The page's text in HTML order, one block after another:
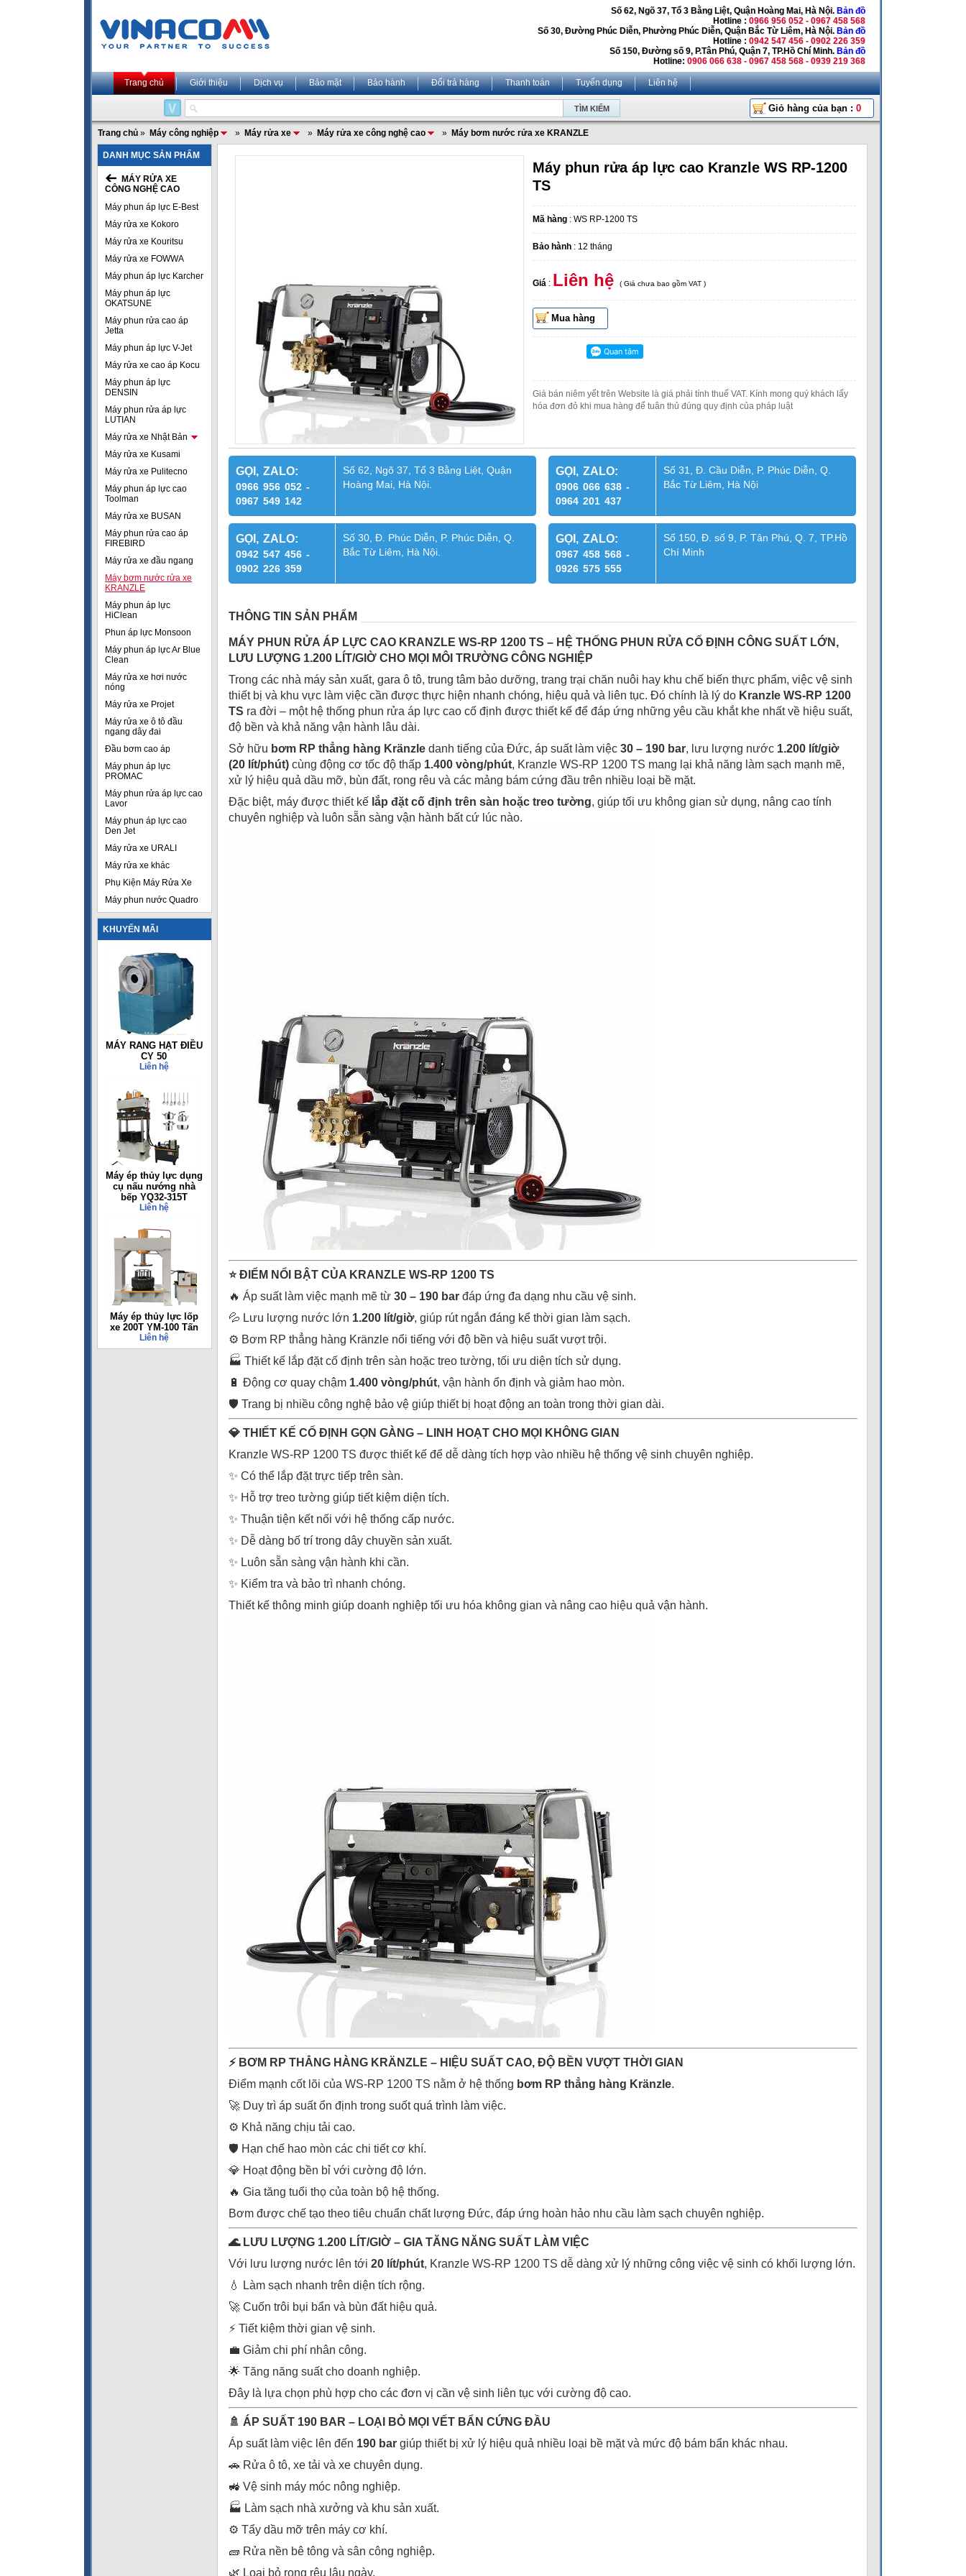
Số 62, Ngõ 37, Tổ 3 Bằng Liệt, Quận Hoàng Mai, Hà Nội. Bản đồ
Hotline : 0966 956 052 - 0967 458 568
Số 30, Đường Phúc Diễn, Phường Phúc Diễn, Quận Bắc Từ Liêm, Hà Nội. Bản đồ
Hotline : 0942 547 456 - 0902 226 359
Số 150, Đường số 9, P.Tân Phú, Quận 7, TP.Hồ Chí Minh. Bản đồ
Hotline: 0906 066 638 - 0967 458 568 - 0939 219 368
Trang chủ Giới thiệu Dịch vụ Bảo mật Bảo hành Đổi trả hàng Thanh toán Tuyển dụng Liên hệ
Giỏ hàng của bạn : 0
Trang chủ » Máy công nghiệp » Máy rửa xe » Máy rửa xe công nghệ cao » Máy bơm nước rửa xe KRANZLE
DANH MỤC SẢN PHẨM
MÁY RỬA XE
CÔNG NGHỆ CAO
Máy phun áp lực E-Best
Máy rửa xe Kokoro
Máy rửa xe Kouritsu
Máy rửa xe FOWWA
Máy phun áp lực Karcher
Máy phun áp lực
OKATSUNE
Máy phun rửa cao áp
Jetta
Máy phun áp lực V-Jet
Máy rửa xe cao áp Kocu
Máy phun áp lực
DENSIN
Máy phun rửa áp lực
LUTIAN
Máy rửa xe Nhật Bản
Máy rửa xe Kusami
Máy rửa xe Pulitecno
Máy phun áp lực cao
Toolman
Máy rửa xe BUSAN
Máy phun rửa cao áp
FIREBIRD
Máy rửa xe đầu ngang
Máy bơm nước rửa xe
KRANZLE
Máy phun áp lực
HiClean
Phun áp lực Monsoon
Máy phun áp lực Ar Blue
Clean
Máy rửa xe hơi nước
nóng
Máy rửa xe Projet
Máy rửa xe ô tô đầu
ngang dây đai
Đầu bơm cao áp
Máy phun áp lực
PROMAC
Máy phun rửa áp lực cao
Lavor
Máy phun áp lực cao
Den Jet
Máy rửa xe URALI
Máy rửa xe khác
Phụ Kiện Máy Rửa Xe
Máy phun nước Quadro
KHUYẾN MÃI
MÁY RANG HẠT ĐIỀU
CY 50
Liên hệ
Máy ép thủy lực dụng
cụ nấu nướng nhà
bếp YQ32-315T
Liên hệ
Máy ép thủy lực lốp
xe 200T YM-100 Tấn
Liên hệ
Máy phun rửa áp lực cao Kranzle WS RP-1200
TS
Mã hàng : WS RP-1200 TS
Bảo hành : 12 tháng
Giá : Liên hệ ( Giá chưa bao gồm VAT )
Mua hàng
Giá bán niêm yết trên Website là giá phải tính thuế VAT. Kính mong quý khách lấy
hóa đơn đỏ khi mua hàng để tuân thủ đúng quy định của pháp luật
GỌI, ZALO:
0966 956 052 -
0967 549 142
Số 62, Ngõ 37, Tổ 3 Bằng Liệt, Quận
Hoàng Mai, Hà Nội.
GỌI, ZALO:
0906 066 638 -
0964 201 437
Số 31, Đ. Cầu Diễn, P. Phúc Diễn, Q.
Bắc Từ Liêm, Hà Nội
GỌI, ZALO:
0942 547 456 -
0902 226 359
Số 30, Đ. Phúc Diễn, P. Phúc Diễn, Q.
Bắc Từ Liêm, Hà Nội.
GỌI, ZALO:
0967 458 568 -
0926 575 555
Số 150, Đ. số 9, P. Tân Phú, Q. 7, TP.Hồ
Chí Minh
THÔNG TIN SẢN PHẨM
MÁY PHUN RỬA ÁP LỰC CAO KRANZLE WS-RP 1200 TS – HỆ THỐNG PHUN RỬA CỐ ĐỊNH CÔNG SUẤT LỚN,
LƯU LƯỢNG 1.200 LÍT/GIỜ CHO MỌI MÔI TRƯỜNG CÔNG NGHIỆP
Trong các nhà máy sản xuất, gara ô tô, trung tâm bảo dưỡng, trang trại chăn nuôi hay khu chế biến thực phẩm, việc vệ sinh
thiết bị và khu vực làm việc cần được thực hiện nhanh chóng, hiệu quả và liên tục. Đó chính là lý do Kranzle WS-RP 1200
TS ra đời – một hệ thống phun rửa áp lực cao cố định được thiết kế để đáp ứng những yêu cầu khắt khe nhất về hiệu suất,
độ bền và khả năng vận hành lâu dài.
Sở hữu bơm RP thẳng hàng Kränzle danh tiếng của Đức, áp suất làm việc 30 – 190 bar, lưu lượng nước 1.200 lít/giờ
(20 lít/phút) cùng động cơ tốc độ thấp 1.400 vòng/phút, Kranzle WS-RP 1200 TS mang lại khả năng làm sạch mạnh mẽ,
xử lý hiệu quả dầu mỡ, bùn đất, rong rêu và các mảng bám cứng đầu trên nhiều loại bề mặt.
Đặc biệt, máy được thiết kế lắp đặt cố định trên sàn hoặc treo tường, giúp tối ưu không gian sử dụng, nâng cao tính
chuyên nghiệp và luôn sẵn sàng vận hành bất cứ lúc nào.
⭐ ĐIỂM NỔI BẬT CỦA KRANZLE WS-RP 1200 TS
🔥 Áp suất làm việc mạnh mẽ từ 30 – 190 bar đáp ứng đa dạng nhu cầu vệ sinh.
💦 Lưu lượng nước lớn 1.200 lít/giờ, giúp rút ngắn đáng kể thời gian làm sạch.
⚙️ Bơm RP thẳng hàng Kränzle nổi tiếng với độ bền và hiệu suất vượt trội.
🏭 Thiết kế lắp đặt cố định trên sàn hoặc treo tường, tối ưu diện tích sử dụng.
🔋 Động cơ quay chậm 1.400 vòng/phút, vận hành ổn định và giảm hao mòn.
🛡️ Trang bị nhiều công nghệ bảo vệ giúp thiết bị hoạt động an toàn trong thời gian dài.
💎 THIẾT KẾ CỐ ĐỊNH GỌN GÀNG – LINH HOẠT CHO MỌI KHÔNG GIAN
Kranzle WS-RP 1200 TS được thiết kế để dễ dàng tích hợp vào nhiều hệ thống vệ sinh chuyên nghiệp.
✨ Có thể lắp đặt trực tiếp trên sàn.
✨ Hỗ trợ treo tường giúp tiết kiệm diện tích.
✨ Thuận tiện kết nối với hệ thống cấp nước.
✨ Dễ dàng bố trí trong dây chuyền sản xuất.
✨ Luôn sẵn sàng vận hành khi cần.
✨ Kiểm tra và bảo trì nhanh chóng.
Thiết kế thông minh giúp doanh nghiệp tối ưu hóa không gian và nâng cao hiệu quả vận hành.
⚡ BƠM RP THẲNG HÀNG KRÄNZLE – HIỆU SUẤT CAO, ĐỘ BỀN VƯỢT THỜI GIAN
Điểm mạnh cốt lõi của WS-RP 1200 TS nằm ở hệ thống bơm RP thẳng hàng Kränzle.
🚀 Duy trì áp suất ổn định trong suốt quá trình làm việc.
⚙️ Khả năng chịu tải cao.
🛡️ Hạn chế hao mòn các chi tiết cơ khí.
💎 Hoạt động bền bỉ với cường độ lớn.
🔥 Gia tăng tuổi thọ của toàn bộ hệ thống.
Bơm được chế tạo theo tiêu chuẩn chất lượng Đức, đáp ứng hoàn hảo nhu cầu làm sạch chuyên nghiệp.
🌊 LƯU LƯỢNG 1.200 LÍT/GIỜ – GIA TĂNG NĂNG SUẤT LÀM VIỆC
Với lưu lượng nước lên tới 20 lít/phút, Kranzle WS-RP 1200 TS dễ dàng xử lý những công việc vệ sinh có khối lượng lớn.
💧 Làm sạch nhanh trên diện tích rộng.
🚀 Cuốn trôi bụi bẩn và bùn đất hiệu quả.
⚡ Tiết kiệm thời gian vệ sinh.
💼 Giảm chi phí nhân công.
🌟 Tăng năng suất cho doanh nghiệp.
Đây là lựa chọn phù hợp cho các đơn vị cần vệ sinh liên tục với cường độ cao.
🚿 ÁP SUẤT 190 BAR – LOẠI BỎ MỌI VẾT BẨN CỨNG ĐẦU
Áp suất làm việc lên đến 190 bar giúp thiết bị xử lý hiệu quả nhiều loại bề mặt và mức độ bám bẩn khác nhau.
🚗 Rửa ô tô, xe tải và xe chuyên dụng.
🚜 Vệ sinh máy móc nông nghiệp.
🏭 Làm sạch nhà xưởng và khu sản xuất.
⚙️ Tẩy dầu mỡ trên máy cơ khí.
🧱 Rửa nền bê tông và sân công nghiệp.
🌿 Loại bỏ rong rêu lâu ngày.